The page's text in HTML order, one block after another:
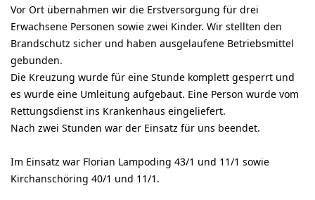
Vor Ort übernahmen wir die Erstversorgung für drei
Erwachsene Personen sowie zwei Kinder. Wir stellten den
Brandschutz sicher und haben ausgelaufene Betriebsmittel
gebunden.
Die Kreuzung wurde für eine Stunde komplett gesperrt und
es wurde eine Umleitung aufgebaut. Eine Person wurde vom
Rettungsdienst ins Krankenhaus eingeliefert.
Nach zwei Stunden war der Einsatz für uns beendet.
Im Einsatz war Florian Lampoding 43/1 und 11/1 sowie
Kirchanschöring 40/1 und 11/1.